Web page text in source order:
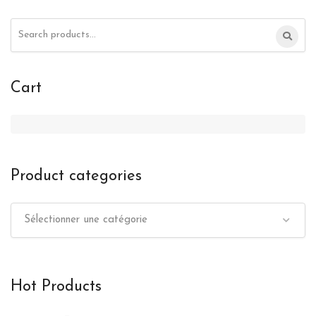
Cart
Product categories
Sélectionner une catégorie
Hot Products